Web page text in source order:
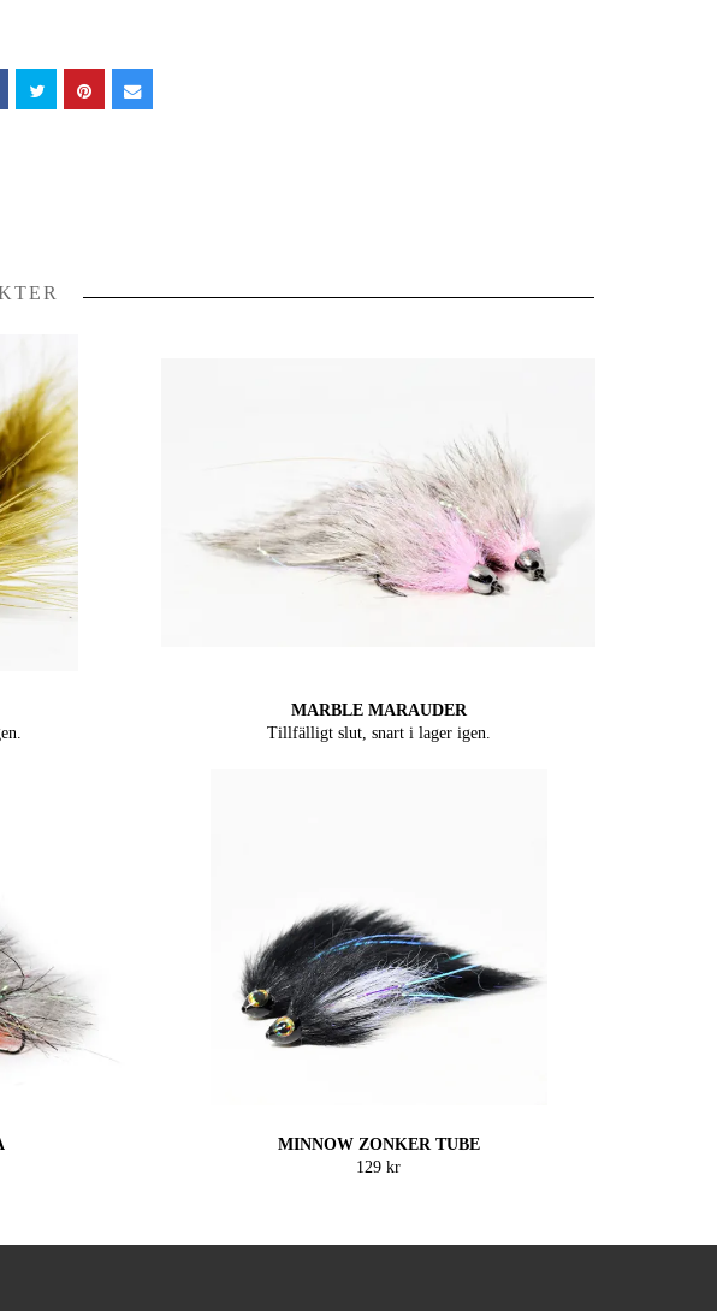
MARBLE MARAUDER
Tillfälligt slut, snart i lager igen.
MINNOW ZONKER TUBE
129 kr